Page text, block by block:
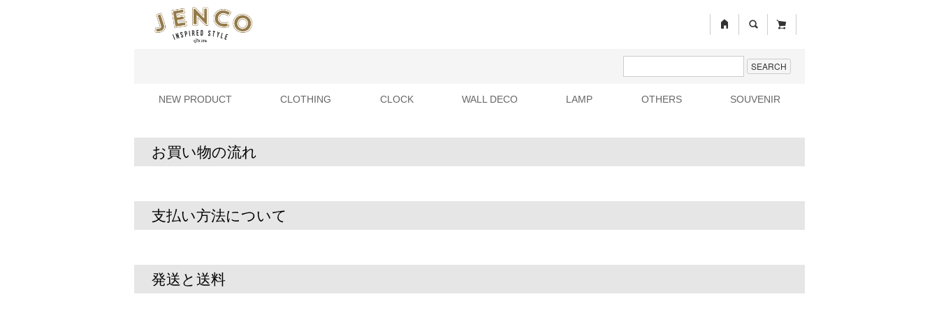
SEARCH
NEW PRODUCT CLOTHING CLOCK WALL DECO LAMP OTHERS SOUVENIR
お買い物の流れ
支払い方法について
発送と送料